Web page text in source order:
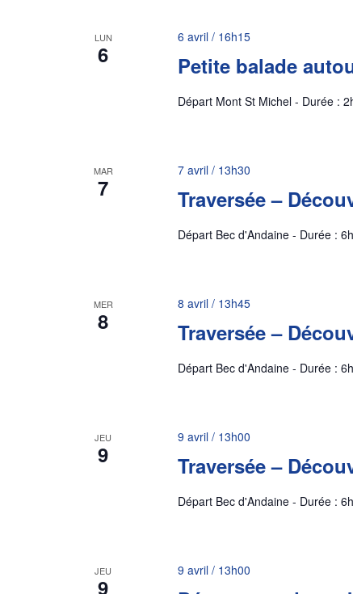
LUN
6 Petite balade
6 avril / 16h15
Départ Mont St Michel - Durée :
MAR
7 Traversée –
7 avril / 13h30
Départ Bec d'Andaine - Durée :
MER
8 Traversée –
8 avril / 13h45
Départ Bec d'Andaine - Durée :
JEU
9 Traversée –
9 avril / 13h00
Départ Bec d'Andaine - Durée :
JEU
9
9 avril / 13h00